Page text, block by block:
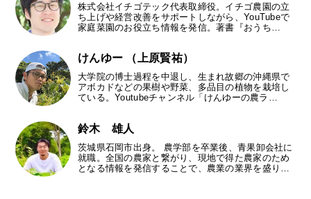
株式会社イチゴテック代表取締役。イチゴ農園の立
ち上げや経営改善をサポートしながら、YouTubeで
家庭菜園のお役立ち情報を発信。著書『おうち…
けんゆー （上原賢祐）
大学院の博士過程を中退し、生まれ故郷の沖縄県で
アボカドなどの果樹や野菜、多品目の植物を栽培し
ている。Youtubeチャンネル「けんゆーの農ラ…
鈴木 雄人
茨城県石岡市出身。 農学部を卒業後、青果卸会社に
就職。全国の農家と繋がり、現地で得た農家のため
となる情報を発信することで、農業の業界を盛り…